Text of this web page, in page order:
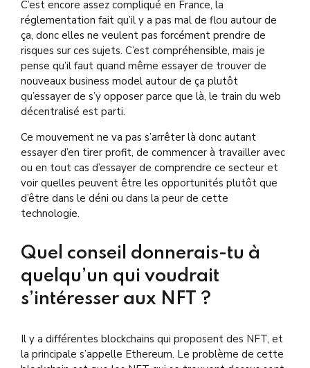
C’est encore assez compliqué en France, la
réglementation fait qu’il y a pas mal de flou autour de
ça, donc elles ne veulent pas forcément prendre de
risques sur ces sujets. C’est compréhensible, mais je
pense qu’il faut quand même essayer de trouver de
nouveaux business model autour de ça plutôt
qu’essayer de s’y opposer parce que là, le train du web
décentralisé est parti.
Ce mouvement ne va pas s’arrêter là donc autant
essayer d’en tirer profit, de commencer à travailler avec
ou en tout cas d’essayer de comprendre ce secteur et
voir quelles peuvent être les opportunités plutôt que
d’être dans le déni ou dans la peur de cette
technologie.
Quel conseil donnerais-tu à
quelqu’un qui voudrait
s’intéresser aux NFT ?
Il y a différentes blockchains qui proposent des NFT, et
la principale s’appelle Ethereum. Le problème de cette